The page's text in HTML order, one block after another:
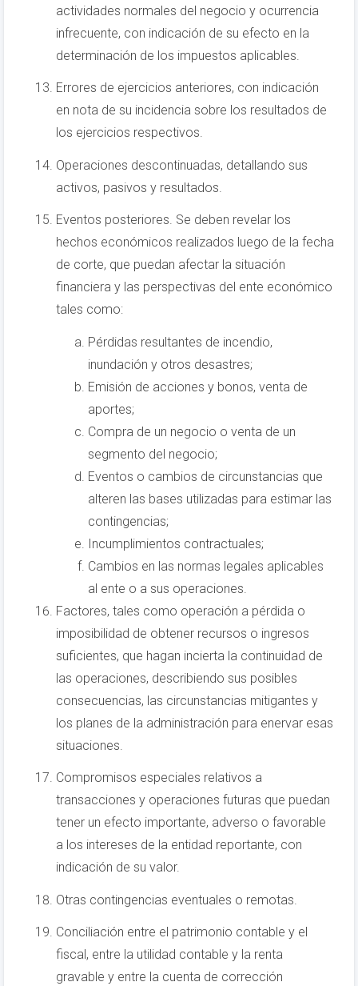
actividades normales del negocio y ocurrencia
infrecuente, con indicación de su efecto en la
determinación de los impuestos aplicables.
Errores de ejercicios anteriores, con indicación
en nota de su incidencia sobre los resultados de
los ejercicios respectivos.
Operaciones descontinuadas, detallando sus
activos, pasivos y resultados.
Eventos posteriores. Se deben revelar los
hechos económicos realizados luego de la fecha
de corte, que puedan afectar la situación
financiera y las perspectivas del ente económico
tales como:
Pérdidas resultantes de incendio,
inundación y otros desastres;
Emisión de acciones y bonos, venta de
aportes;
Compra de un negocio o venta de un
segmento del negocio;
Eventos o cambios de circunstancias que
alteren las bases utilizadas para estimar las
contingencias;
Incumplimientos contractuales;
Cambios en las normas legales aplicables
al ente o a sus operaciones.
Factores, tales como operación a pérdida o
imposibilidad de obtener recursos o ingresos
suficientes, que hagan incierta la continuidad de
las operaciones, describiendo sus posibles
consecuencias, las circunstancias mitigantes y
los planes de la administración para enervar esas
situaciones.
Compromisos especiales relativos a
transacciones y operaciones futuras que puedan
tener un efecto importante, adverso o favorable
a los intereses de la entidad reportante, con
indicación de su valor.
Otras contingencias eventuales o remotas.
Conciliación entre el patrimonio contable y el
fiscal, entre la utilidad contable y la renta
gravable y entre la cuenta de corrección